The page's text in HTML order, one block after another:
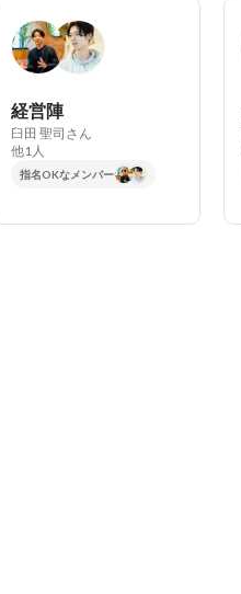
経営陣
臼田 聖司さん
他1人
指名OKなメンバー